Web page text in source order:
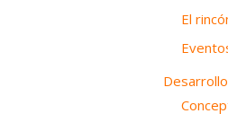
El
Desarrollo